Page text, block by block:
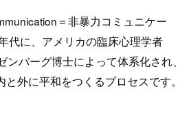
＝非暴力コミュニケー
代に、アメリカの臨床心理学者
ンバーグ博士によって体系化され、
外に平和をつくるプロセスです。